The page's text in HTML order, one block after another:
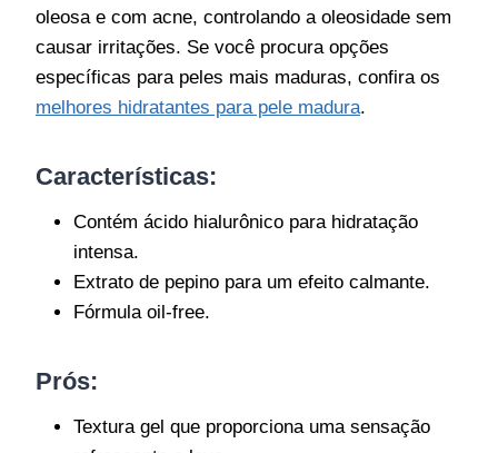
oleosa e com acne, controlando a oleosidade sem
causar irritações. Se você procura opções
específicas para peles mais maduras, confira os
melhores hidratantes para pele madura.
Características:
Contém ácido hialurônico para hidratação
intensa.
Extrato de pepino para um efeito calmante.
Fórmula oil-free.
Prós:
Textura gel que proporciona uma sensação